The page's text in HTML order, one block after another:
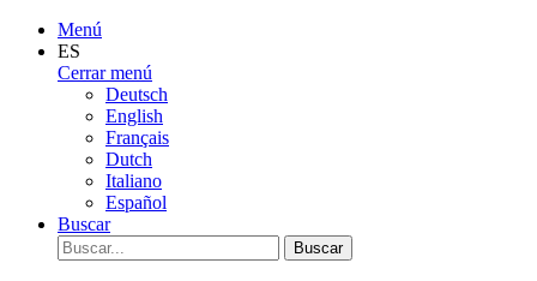
Menú
ES
Cerrar menú
Deutsch
English
Français
Dutch
Italiano
Español
Buscar
Buscar